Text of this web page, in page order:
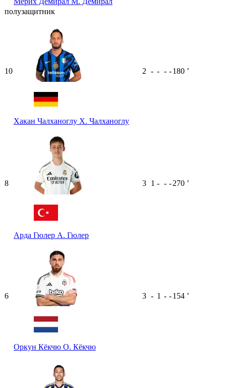
полузащитник
10
Хакан Чалханоглу Х. Чалханоглу
2 - - - -180 ʼ
8
Арда Гюлер А. Гюлер
3 1 - - -270 ʼ
6
Оркун Кёкчю О. Кёкчю
3 - 1 - -154 ʼ